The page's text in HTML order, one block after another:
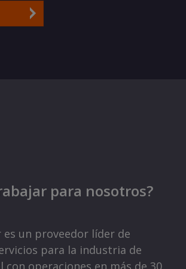
para nosotros?
es un proveedor líder de
para la industria de
con operaciones en más de 30